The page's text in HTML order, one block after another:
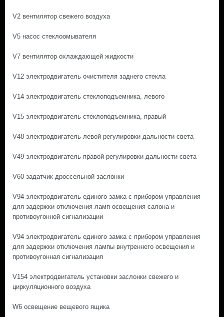
V2 вентилятор свежего воздуха
V5 насос стеклоомывателя
V7 вентилятор охлаждающей жидкости
V12 электродвигатель очистителя заднего стекла
V14 электродвигатель стеклоподъемника, левого
V15 электродвигатель стеклоподъемника, правый
V48 электродвигатель левой регулировки дальности света
V49 электродвигатель правой регулировки дальности света
V60 задатчик дроссельной заслонки
V94 электродвигатель единого замка с прибором управления
для задержки отключения ламп освещения салона и
противоугонной сигнализации
V94 электродвигатель единого замка с прибором управления
для задержки отключения лампы внутреннего освещения и
противоугонная сигнализация
V154 электродвигатель установки заслонки свежего и
циркуляционного воздуха
W6 освещение вещевого ящика